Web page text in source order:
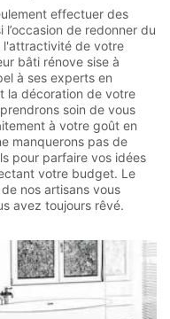
effectuer des
l’occasion de redonner du
l'attractivité de votre
bâti rénove sise à
à ses experts en
la décoration de votre
soin de vous
à votre goût en
manquerons pas de
pour parfaire vos idées
votre budget. Le
nos artisans vous
avez toujours rêvé.